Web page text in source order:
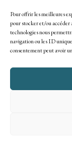
Pour offrir les meilleures
pour stocker et/ou
technologies nous
navigation ou les ID
consentement peut avoir